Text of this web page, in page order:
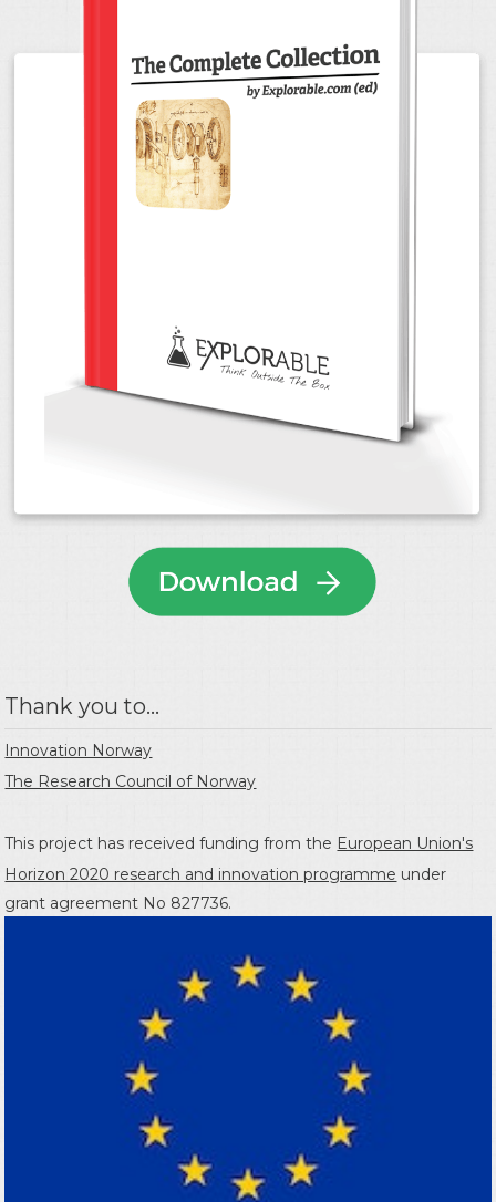
Thank you to...
Innovation Norway
The Research Council of Norway
This project has received funding from the European Union's
Horizon 2020 research and innovation programme under
grant agreement No 827736.